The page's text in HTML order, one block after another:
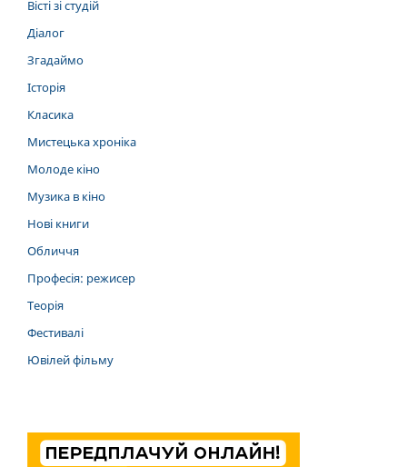
Вісті зі студій
Діалог
Згадаймо
Історія
Класика
Мистецька хроніка
Молоде кіно
Музика в кіно
Нові книги
Обличчя
Професія: режисер
Теорія
Фестивалі
Ювілей фільму